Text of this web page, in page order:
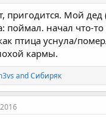
пригодится. Мой дед
поймал. начал что-
птица уснула/
кармы.
andСибиряк